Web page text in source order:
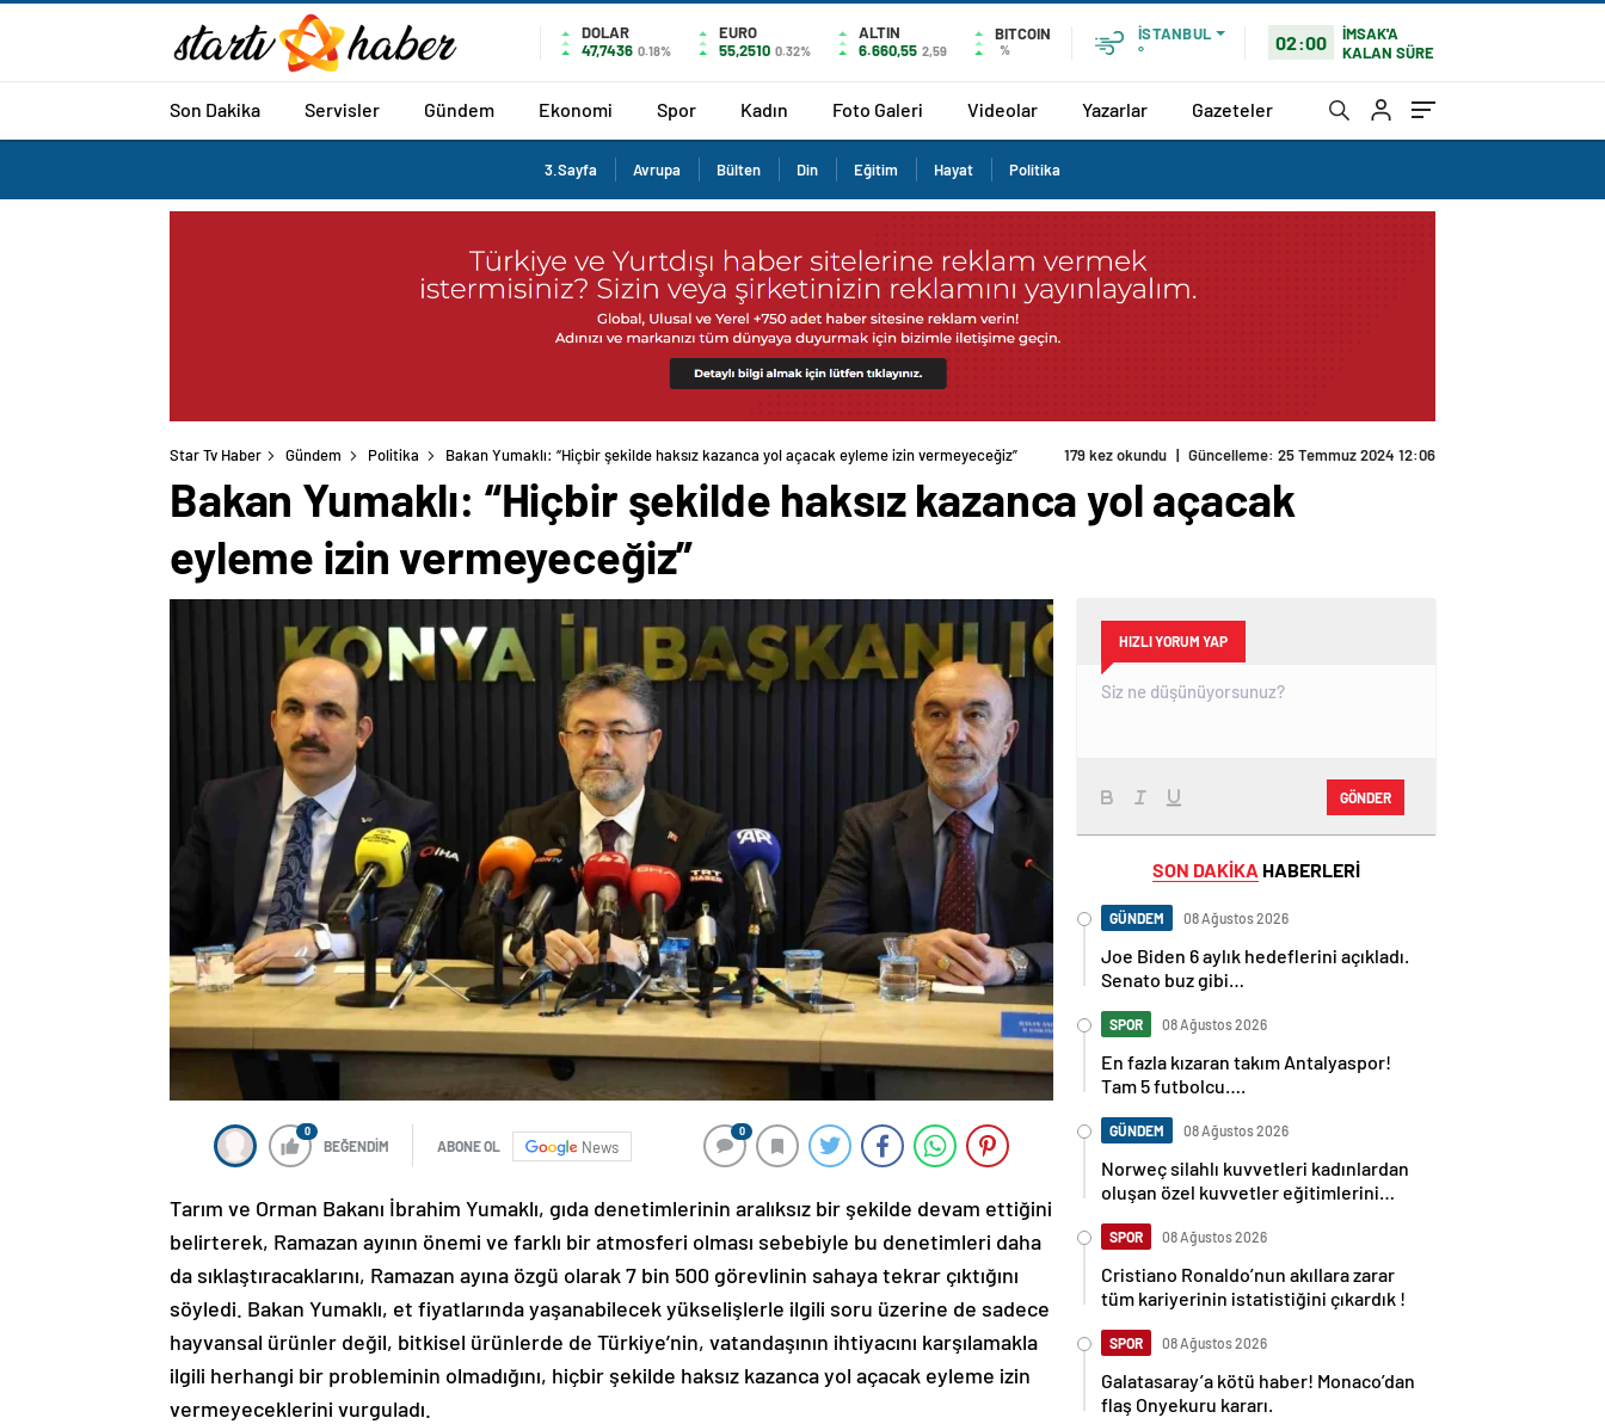
DOLAR
47,7436 0.18%
EURO
55,2510 0.32%
ALTIN
6.660,55 2,59
BITCOIN
%
İSTANBUL
°
02:00
İMSAK'A
KALAN SÜRE
Son Dakika Servisler Gündem Ekonomi Spor Kadın Foto Galeri Videolar Yazarlar Gazeteler
3.Sayfa Avrupa Bülten Din Eğitim Hayat Politika
Star Tv Haber Gündem Politika Bakan Yumaklı: “Hiçbir şekilde haksız kazanca yol açacak eyleme izin vermeyeceğiz” 179 kez okundu | Güncelleme: 25 Temmuz 2024 12:06
Bakan Yumaklı: “Hiçbir şekilde haksız kazanca yol açacak
eyleme izin vermeyeceğiz”
0
BEĞENDİM ABONE OL News
0
Tarım ve Orman Bakanı İbrahim Yumaklı, gıda denetimlerinin aralıksız bir şekilde devam ettiğini
belirterek, Ramazan ayının önemi ve farklı bir atmosferi olması sebebiyle bu denetimleri daha
da sıklaştıracaklarını, Ramazan ayına özgü olarak 7 bin 500 görevlinin sahaya tekrar çıktığını
söyledi. Bakan Yumaklı, et fiyatlarında yaşanabilecek yükselişlerle ilgili soru üzerine de sadece
hayvansal ürünler değil, bitkisel ürünlerde de Türkiye’nin, vatandaşının ihtiyacını karşılamakla
ilgili herhangi bir probleminin olmadığını, hiçbir şekilde haksız kazanca yol açacak eyleme izin
vermeyeceklerini vurguladı.
HIZLI YORUM YAP
GÖNDER
SON DAKİKA HABERLERİ
GÜNDEM 08 Ağustos 2026
Joe Biden 6 aylık hedeflerini açıkladı.
Senato buz gibi…
SPOR 08 Ağustos 2026
En fazla kızaran takım Antalyaspor!
Tam 5 futbolcu….
GÜNDEM 08 Ağustos 2026
Norweç silahlı kuvvetleri kadınlardan
oluşan özel kuvvetler eğitimlerini
SPOR 08 Ağustos 2026
Cristiano Ronaldo’nun akıllara zarar
tüm kariyerinin istatistiğini çıkardık !
SPOR 08 Ağustos 2026
Galatasaray’a kötü haber! Monaco’dan
flaş Onyekuru kararı.